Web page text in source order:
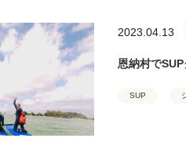
2023.04.13
恩納村で
SUP